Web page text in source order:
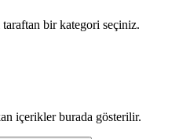
bir kategori seçiniz.
içerikler burada gösterilir.